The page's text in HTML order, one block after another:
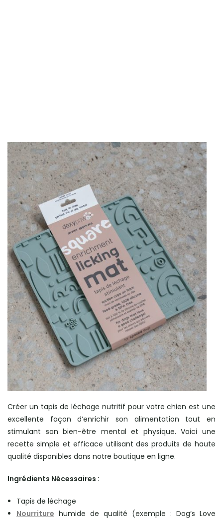
Créer un tapis de léchage nutritif pour votre chien est une
excellente façon d’enrichir son alimentation tout en
stimulant son bien-être mental et physique. Voici une
recette simple et efficace utilisant des produits de haute
qualité disponibles dans notre boutique en ligne.
Ingrédients Nécessaires :
Tapis de léchage
Nourriture humide de qualité (exemple : Dog’s Love